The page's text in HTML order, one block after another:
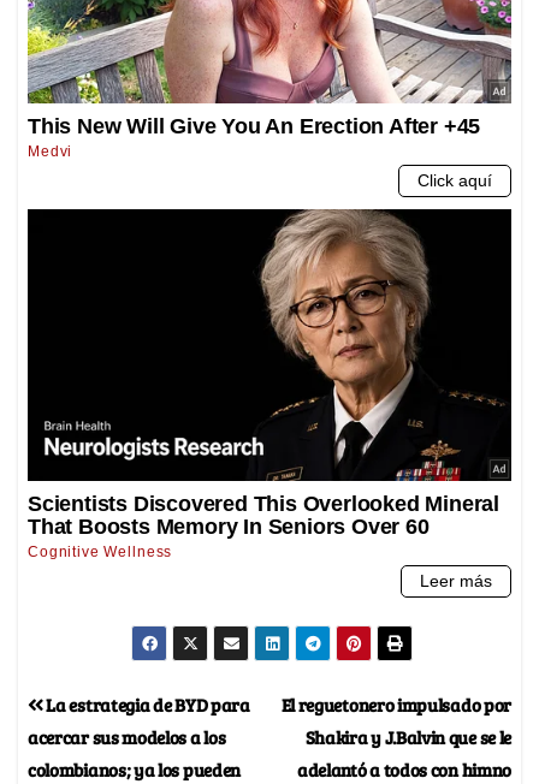
El reguetonero impulsado por
Shakira y J.Balvin que se le
adelantó a todos con himno
La estrategia de BYD para
acercar sus modelos a los
colombianos; ya los pueden